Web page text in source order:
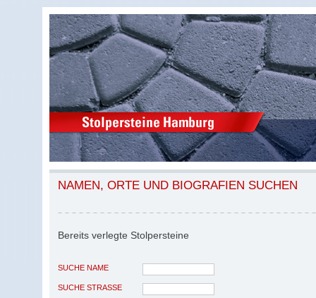
NAMEN, ORTE UND BIOGRAFIEN SUCHEN
Bereits verlegte Stolpersteine
SUCHE NAME
SUCHE STRASSE